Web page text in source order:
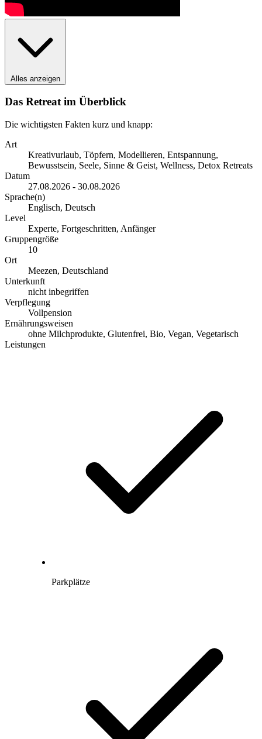
Alles anzeigen
Das Retreat im Überblick
Die wichtigsten Fakten kurz und knapp:
Art
Kreativurlaub, Töpfern, Modellieren, Entspannung,
Bewusstsein, Seele, Sinne & Geist, Wellness, Detox Retreats
Datum
27.08.2026 - 30.08.2026
Sprache(n)
Englisch, Deutsch
Level
Experte, Fortgeschritten, Anfänger
Gruppengröße
10
Ort
Meezen, Deutschland
Unterkunft
nicht inbegriffen
Verpflegung
Vollpension
Ernährungsweisen
ohne Milchprodukte, Glutenfrei, Bio, Vegan, Vegetarisch
Leistungen
Parkplätze